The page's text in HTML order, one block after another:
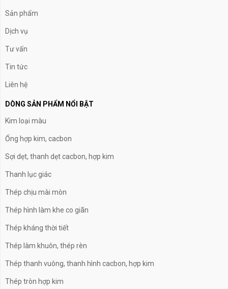
Sản phẩm
Dịch vụ
Tư vấn
Tin tức
Liên hệ
DÒNG SẢN PHẨM NỔI BẬT
Kim loại màu
Ống hợp kim, cacbon
Sợi dẹt, thanh dẹt cacbon, hợp kim
Thanh lục giác
Thép chịu mài mòn
Thép hình làm khe co giãn
Thép kháng thời tiết
Thép làm khuôn, thép rèn
Thép thanh vuông, thanh hình cacbon, hợp kim
Thép tròn hợp kim